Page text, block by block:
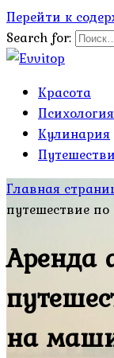
Перейти к
Search for:
Красота
Психология
Кулинария
Главная
путешествие
Аренда
на